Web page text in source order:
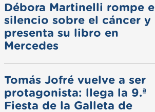
Débora Martinelli rompe el
silencio sobre el cáncer y
presenta su libro en
Mercedes
Tomás Jofré vuelve a ser
protagonista: llega la 9.ª
Fiesta de la Galleta de